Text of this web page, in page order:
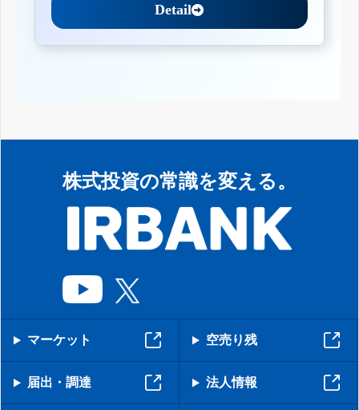
Detail
株式投資の常識を変える。
マーケット 空売り残
届出・調達 法人情報